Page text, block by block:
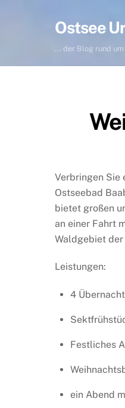
Ostsee
... der Blog rund
Verbringen Sie
Ostseebad
bietet großen
an einer Fahrt
Waldgebiet
Leistungen:
4
Festliches
ein Abend